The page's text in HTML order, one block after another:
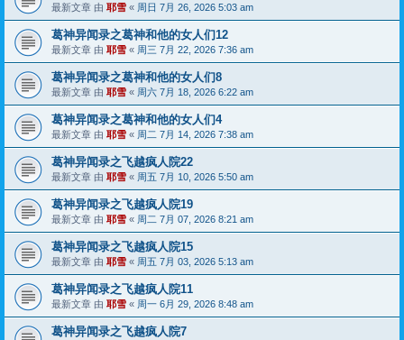
最新文章 由 耶雪 « 周日 7月 26, 2026 5:03 am
葛神异闻录之葛神和他的女人们12
最新文章 由 耶雪 « 周三 7月 22, 2026 7:36 am
葛神异闻录之葛神和他的女人们8
最新文章 由 耶雪 « 周六 7月 18, 2026 6:22 am
葛神异闻录之葛神和他的女人们4
最新文章 由 耶雪 « 周二 7月 14, 2026 7:38 am
葛神异闻录之飞越疯人院22
最新文章 由 耶雪 « 周五 7月 10, 2026 5:50 am
葛神异闻录之飞越疯人院19
最新文章 由 耶雪 « 周二 7月 07, 2026 8:21 am
葛神异闻录之飞越疯人院15
最新文章 由 耶雪 « 周五 7月 03, 2026 5:13 am
葛神异闻录之飞越疯人院11
最新文章 由 耶雪 « 周一 6月 29, 2026 8:48 am
葛神异闻录之飞越疯人院7